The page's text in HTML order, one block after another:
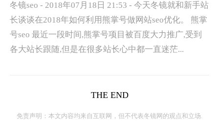
冬镜seo - 2018年07月18日 21:53 - 今天冬镜就和新手站
长谈谈在2018年如何利用熊掌号做网站seo优化。 熊掌
号seo 最近一段时间,熊掌号项目被百度大力推广,受到
各大站长跟随,但是在很多站长心中都一直迷茫...
THE END
免责声明：本文内容均来自互联网，但不代表冬镜网的观点和立场.